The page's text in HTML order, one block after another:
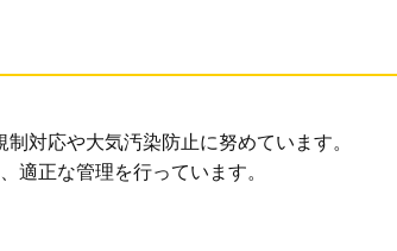
対応や大気汚染防止に努めています。
適正な管理を行っています。